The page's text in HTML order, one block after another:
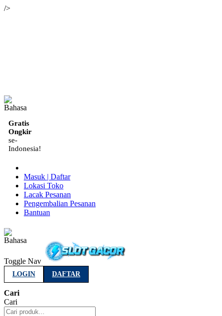
/>
Gratis
Ongkir
se-
Indonesia!
Masuk | Daftar
Lokasi Toko
Lacak Pesanan
Pengembalian Pesanan
Bantuan
Toggle Nav
LOGIN DAFTAR
Cari
Cari